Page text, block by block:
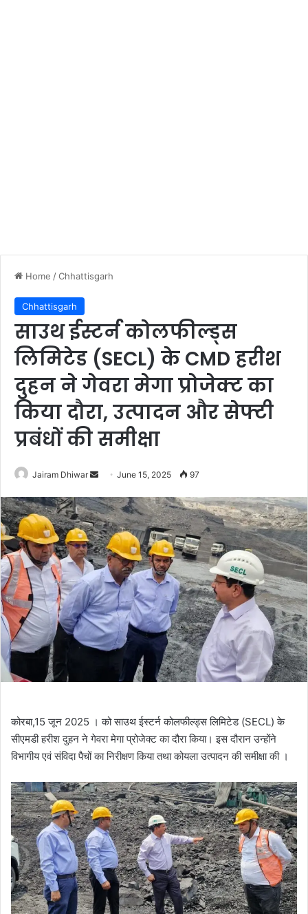
Home /Chhattisgarh
Chhattisgarh
साउथ ईस्टर्न कोलफील्ड्स
लिमिटेड (SECL) के CMD हरीश
दुहन ने गेवरा मेगा प्रोजेक्ट का
किया दौरा, उत्पादन और सेफ्टी
प्रबंधों की समीक्षा
Jairam Dhiwar
Send
email
June 15, 2025 97
कोरबा,15 जून 2025 । को साउथ ईस्टर्न कोलफील्ड्स लिमिटेड (SECL) के
सीएमडी हरीश दुहन ने गेवरा मेगा प्रोजेक्ट का दौरा किया। इस दौरान उन्होंने
विभागीय एवं संविदा पैचों का निरीक्षण किया तथा कोयला उत्पादन की समीक्षा की ।